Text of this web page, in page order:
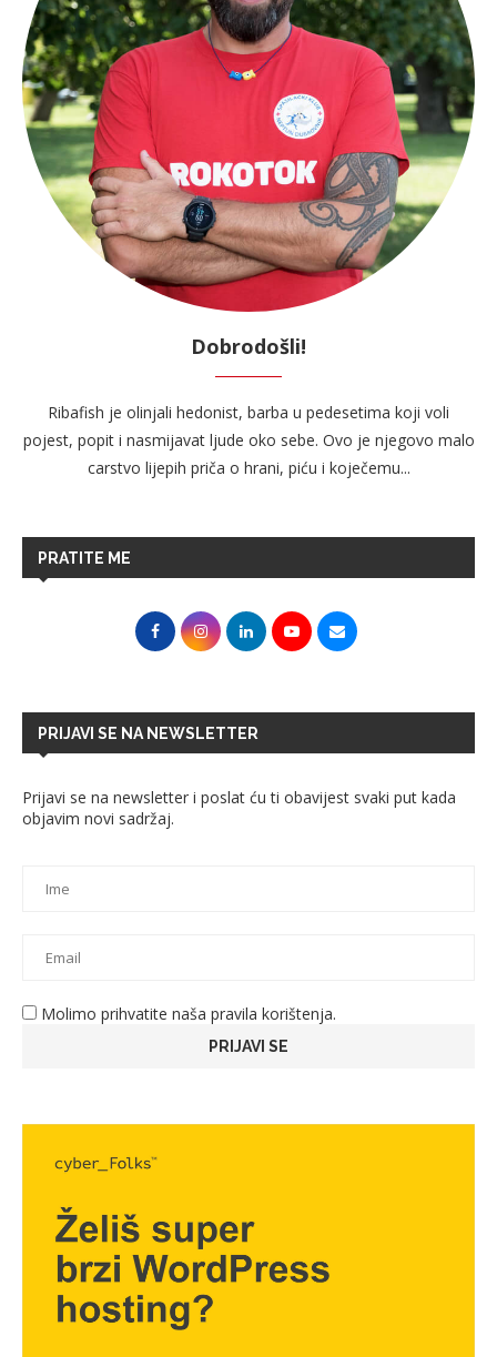
Dobrodošli!
Ribafish je olinjali hedonist, barba u pedesetima koji voli
pojest, popit i nasmijavat ljude oko sebe. Ovo je njegovo malo
carstvo lijepih priča o hrani, piću i koječemu...
PRATITE ME
PRIJAVI SE NA NEWSLETTER
Prijavi se na newsletter i poslat ću ti obavijest svaki put kada
objavim novi sadržaj.
Molimo prihvatite naša pravila korištenja.